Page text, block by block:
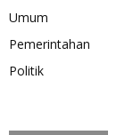
Umum
Pemerintahan
Politik